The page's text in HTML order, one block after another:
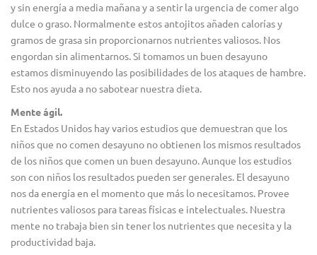
y sin energía a media mañana y a sentir la urgencia de comer algo
dulce o graso. Normalmente estos antojitos añaden calorías y
gramos de grasa sin proporcionarnos nutrientes valiosos. Nos
engordan sin alimentarnos. Si tomamos un buen desayuno
estamos disminuyendo las posibilidades de los ataques de hambre.
Esto nos ayuda a no sabotear nuestra dieta.
Mente ágil.
En Estados Unidos hay varios estudios que demuestran que los
niños que no comen desayuno no obtienen los mismos resultados
de los niños que comen un buen desayuno. Aunque los estudios
son con niños los resultados pueden ser generales. El desayuno
nos da energía en el momento que más lo necesitamos. Provee
nutrientes valiosos para tareas físicas e intelectuales. Nuestra
mente no trabaja bien sin tener los nutrientes que necesita y la
productividad baja.